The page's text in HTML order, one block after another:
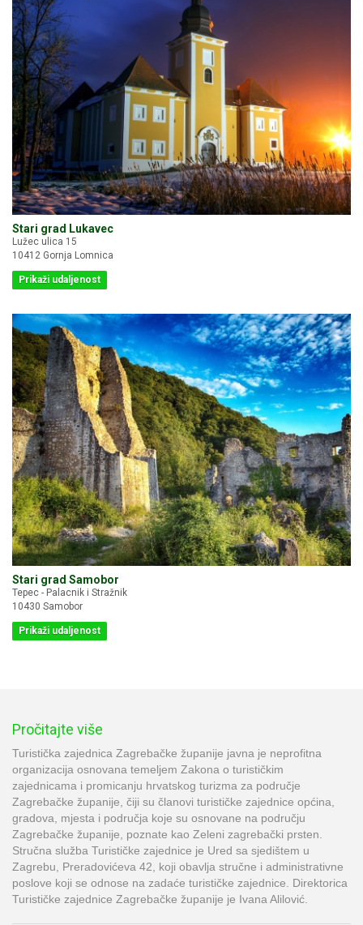
Stari grad Lukavec
Lužec ulica 15
10412 Gornja Lomnica
Prikaži udaljenost
Stari grad Samobor
Tepec - Palacnik i Stražnik
10430 Samobor
Prikaži udaljenost
Pročitajte više
Turistička zajednica Zagrebačke županije javna je neprofitna
organizacija osnovana temeljem Zakona o turističkim
zajednicama i promicanju hrvatskog turizma za područje
Zagrebačke županije, čiji su članovi turističke zajednice općina,
gradova, mjesta i područja koje su osnovane na području
Zagrebačke županije, poznate kao Zeleni zagrebački prsten.
Stručna služba Turističke zajednice je Ured sa sjedištem u
Zagrebu, Preradovićeva 42, koji obavlja stručne i administrativne
poslove koji se odnose na zadaće turističke zajednice. Direktorica
Turističke zajednice Zagrebačke županije je Ivana Alilović.